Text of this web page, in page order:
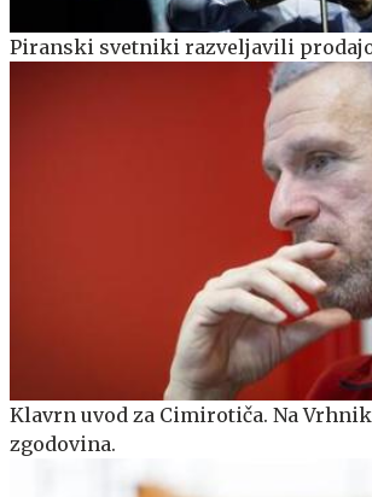
Piranski svetniki razveljavili
Klavrn uvod za Cimirotiča. Na
zgodovina.